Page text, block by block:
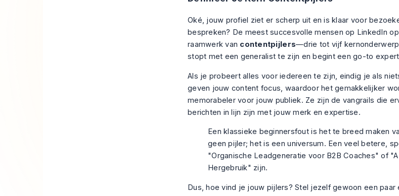
Oké, jouw profiel ziet er scherp uit en is klaar voor
bespreken? De meest succesvolle mensen op LinkedIn
raamwerk van contentpijlers—drie tot vijf
stopt met een generalist te zijn en begint een go-to
Als je probeert alles voor iedereen te zijn, eindig je als
geven jouw content focus, waardoor het gemakkelijker
memorabeler voor jouw publiek. Ze zijn de vangrails die
berichten in lijn zijn met jouw merk en expertise.
Een klassieke beginnersfout is het te breed maken
geen pijler; het is een universum. Een veel betere,
"Organische Leadgeneratie voor B2B Coaches" of
Hergebruik" zijn.
Dus, hoe vind je jouw pijlers? Stel jezelf gewoon een paar